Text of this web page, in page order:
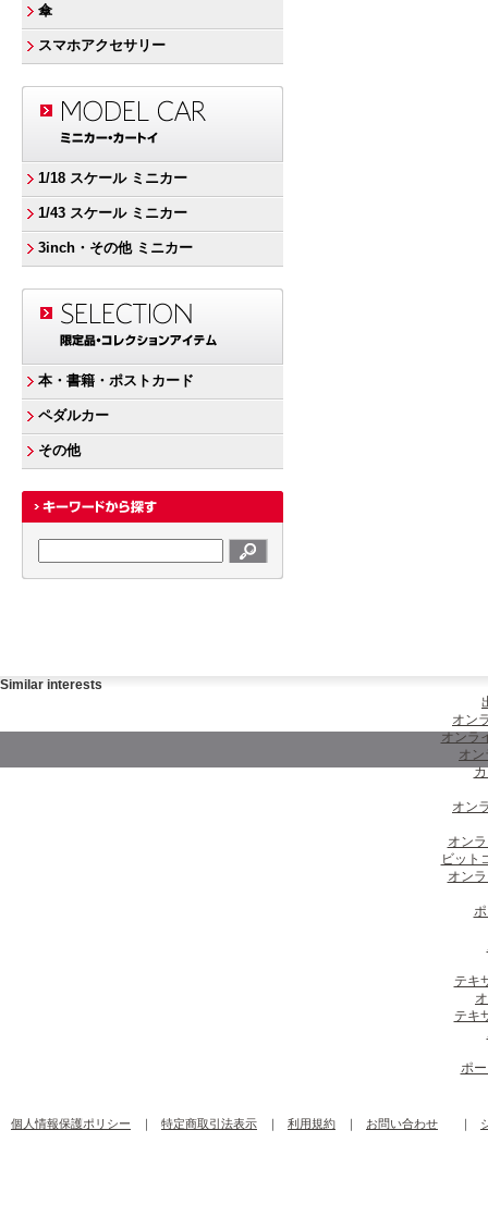
傘
スマホアクセサリー
1/18 スケール ミニカー
1/43 スケール ミニカー
3inch・その他 ミニカー
本・書籍・ポストカード
ペダルカー
その他
Similar interests
オン
オンラ
オ
オン
オン
ビット
オン
テキ
テキ
ポ
個人情報保護ポリシー ｜ 特定商取引法表示 ｜ 利用規約 ｜ お問い合わせ ｜